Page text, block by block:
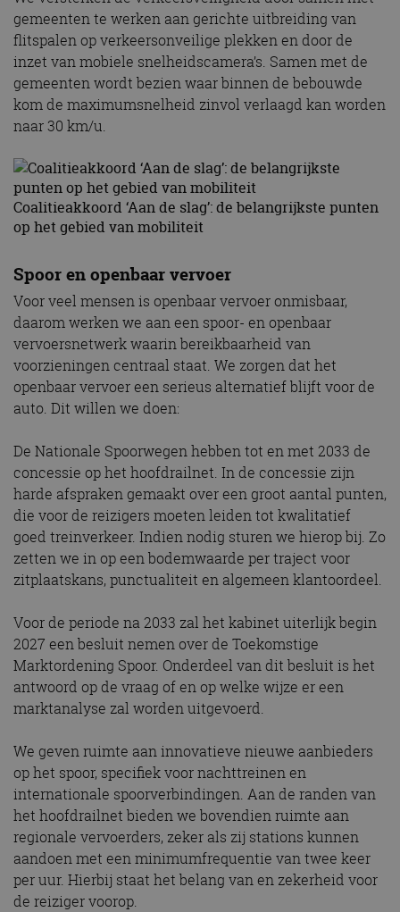
gemeenten te werken aan gerichte uitbreiding van
flitspalen op verkeersonveilige plekken en door de
inzet van mobiele snelheidscamera’s. Samen met de
gemeenten wordt bezien waar binnen de bebouwde
kom de maximumsnelheid zinvol verlaagd kan worden
naar 30 km/u.
Coalitieakkoord ‘Aan de slag’: de belangrijkste punten
op het gebied van mobiliteit
Spoor en openbaar vervoer
Voor veel mensen is openbaar vervoer onmisbaar,
daarom werken we aan een spoor- en openbaar
vervoersnetwerk waarin bereikbaarheid van
voorzieningen centraal staat. We zorgen dat het
openbaar vervoer een serieus alternatief blijft voor de
auto. Dit willen we doen:
De Nationale Spoorwegen hebben tot en met 2033 de
concessie op het hoofdrailnet. In de concessie zijn
harde afspraken gemaakt over een groot aantal punten,
die voor de reizigers moeten leiden tot kwalitatief
goed treinverkeer. Indien nodig sturen we hierop bij. Zo
zetten we in op een bodemwaarde per traject voor
zitplaatskans, punctualiteit en algemeen klantoordeel.
Voor de periode na 2033 zal het kabinet uiterlijk begin
2027 een besluit nemen over de Toekomstige
Marktordening Spoor. Onderdeel van dit besluit is het
antwoord op de vraag of en op welke wijze er een
marktanalyse zal worden uitgevoerd.
We geven ruimte aan innovatieve nieuwe aanbieders
op het spoor, specifiek voor nachttreinen en
internationale spoorverbindingen. Aan de randen van
het hoofdrailnet bieden we bovendien ruimte aan
regionale vervoerders, zeker als zij stations kunnen
aandoen met een minimumfrequentie van twee keer
per uur. Hierbij staat het belang van en zekerheid voor
de reiziger voorop.